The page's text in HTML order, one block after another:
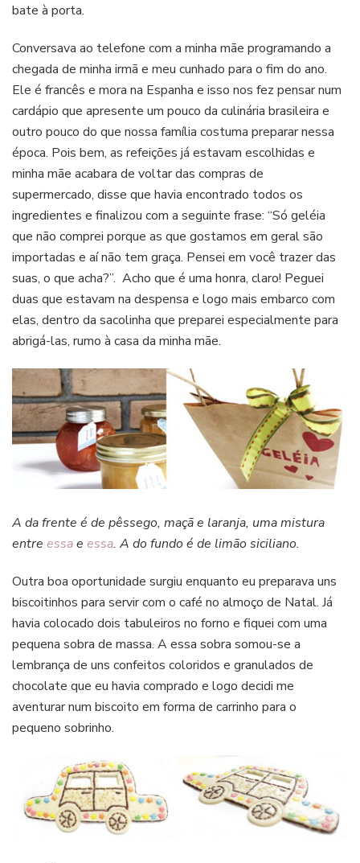
bate à porta.
Conversava ao telefone com a minha mãe programando a
chegada de minha irmã e meu cunhado para o fim do ano.
Ele é francês e mora na Espanha e isso nos fez pensar num
cardápio que apresente um pouco da culinária brasileira e
outro pouco do que nossa família costuma preparar nessa
época. Pois bem, as refeições já estavam escolhidas e
minha mãe acabara de voltar das compras de
supermercado, disse que havia encontrado todos os
ingredientes e finalizou com a seguinte frase: “Só geléia
que não comprei porque as que gostamos em geral são
importadas e aí não tem graça. Pensei em você trazer das
suas, o que acha?”. Acho que é uma honra, claro! Peguei
duas que estavam na despensa e logo mais embarco com
elas, dentro da sacolinha que preparei especialmente para
abrigá-las, rumo à casa da minha mãe.
A da frente é de pêssego, maçã e laranja, uma mistura
entre essae essa. A do fundo é de limão siciliano.
Outra boa oportunidade surgiu enquanto eu preparava uns
biscoitinhos para servir com o café no almoço de Natal. Já
havia colocado dois tabuleiros no forno e fiquei com uma
pequena sobra de massa. A essa sobra somou-se a
lembrança de uns confeitos coloridos e granulados de
chocolate que eu havia comprado e logo decidi me
aventurar num biscoito em forma de carrinho para o
pequeno sobrinho.